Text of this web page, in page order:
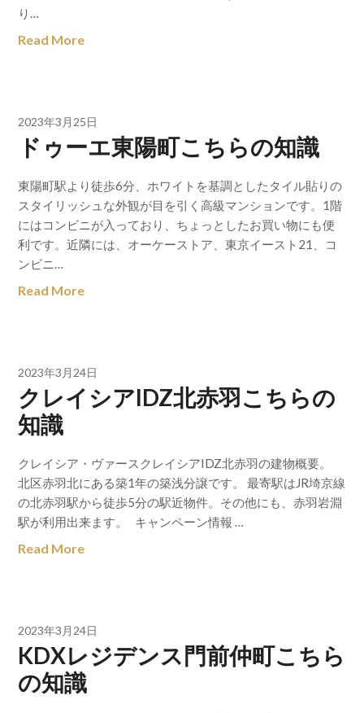
り…
Read More
2023年3月25日
ドゥーエ東陽町こちらの知識
東陽町駅より徒歩6分、ホワイトを基調としたタイル貼りの
スタイリッシュな外観が目を引く高級マンションです。1階
にはコンビニが入っており、ちょっとしたお買い物にも便
利です。近隣には、オーケーストア、東京イースト21、コ
ンビニ…
Read More
2023年3月24日
クレイシアIDZ北赤羽こちらの
知識
クレイシア・ヴァースクレイシアIDZ北赤羽の建物概要。
北区赤羽北にある築1年の築浅分譲です。 最寄駅はJR埼京線
の北赤羽駅から徒歩5分の駅近物件。その他にも、赤羽岩淵
駅が利用出来ます。 キャンペーン情報 …
Read More
2023年3月24日
KDXレジデンス門前仲町こちら
の知識